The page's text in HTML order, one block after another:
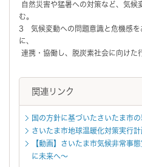
自然災害や猛暑への対策など、気候
む。
3 気候変動への問題意識と危機感を
に、
連携・協働し、脱炭素社会に向けた
関連リンク
国の方針に基づいたさいたま市の
さいたま市地球温暖化対策実行
【動画】さいたま市気候非常事
に未来へ～